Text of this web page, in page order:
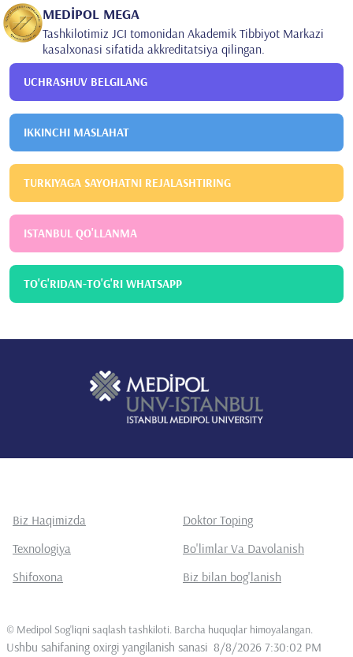
MEDİPOL MEGA
Tashkilotimiz JCI tomonidan Akademik Tibbiyot Markazi
kasalxonasi sifatida akkreditatsiya qilingan.
UCHRASHUV BELGILANG
IKKINCHI MASLAHAT
TURKIYAGA SAYOHATNI REJALASHTIRING
ISTANBUL QO'LLANMA
TO'G'RIDAN-TO'G'RI WHATSAPP
Biz Haqimizda
Doktor Toping
Texnologiya
Bo'limlar Va Davolanish
Shifoxona
Biz bilan bog'lanish
© Medipol Sog'liqni saqlash tashkiloti. Barcha huquqlar himoyalangan
Ushbu sahifaning oxirgi yangilanish sanasi 8/8/2026 7:30:02 PM